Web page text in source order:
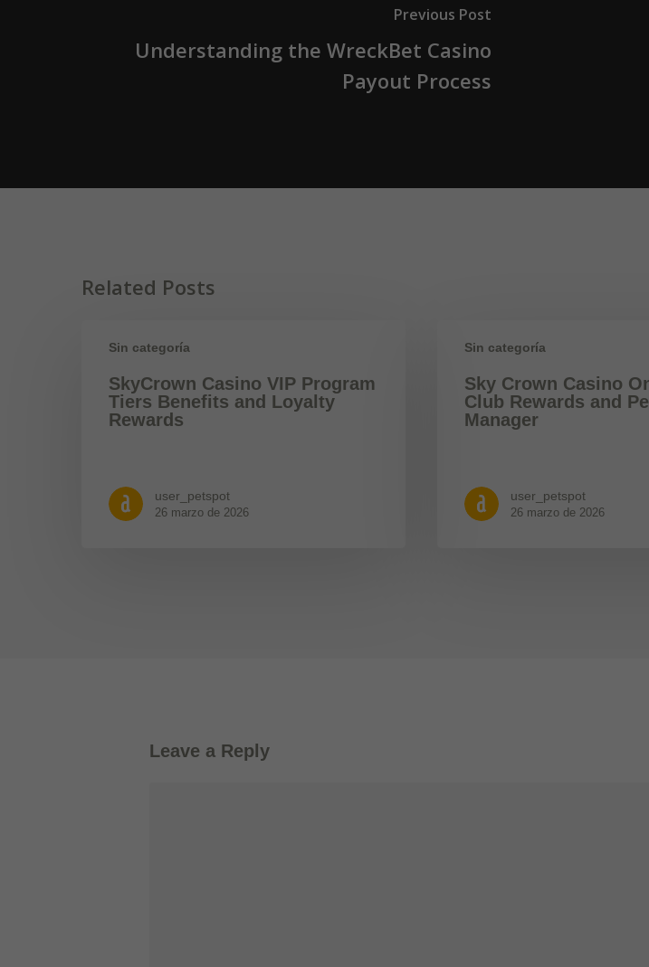
Previous Post
Understanding the WreckBet Casino
Payout Process
Related Posts
Sin categoría
SkyCrown Casino VIP Program
Tiers Benefits and Loyalty
Rewards
user_petspot
26 marzo de 2026
Sin categoría
Sky Crown Casino
Club Rewards and
Manager
user_petspot
26 marzo de 2026
Leave a Reply